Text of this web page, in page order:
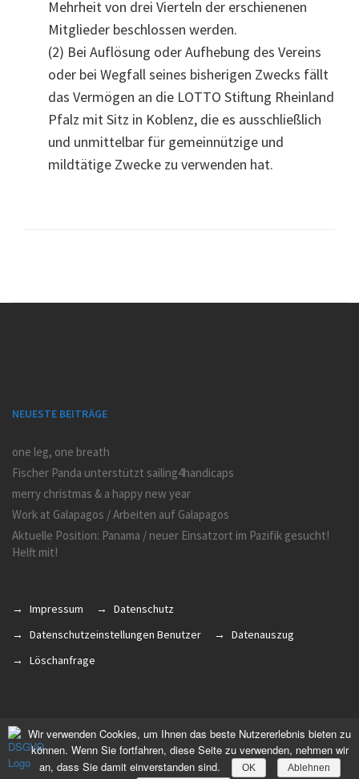
Mehrheit von drei Vierteln der erschienenen
Mitglieder beschlossen werden.
(2) Bei Auflösung oder Aufhebung des Vereins
oder bei Wegfall seines bisherigen Zwecks fällt
das Vermögen an die LOTTO Stiftung Rheinland
Pfalz mit Sitz in Koblenz, die es ausschließlich
und unmittelbar für gemeinnützige und
mildtätige Zwecke zu verwenden hat.
NEUESTE BEITRÄGE
one leg, one breath
Fischer Panda unterstützt sailing4handicaps
merry christmas & a happy new year
Work at Galapagos / Arbeiten auf Galapagos
Aktuelle Position: Panama / neuer Einsatzort im Pazifik gesucht!
Helft mit!
Impressum
Datenschutz
Datenschutzeinstellungen Benutzer
Datenauszug
Löschanfrage
Wir verwenden Cookies, um Ihnen das beste Nutzererlebnis bieten zu
können. Wenn Sie fortfahren, diese Seite zu verwenden, nehmen wir
an, dass Sie damit einverstanden sind.
OK Ablehnen